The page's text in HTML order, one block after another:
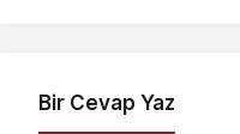
Bir Cevap Yaz